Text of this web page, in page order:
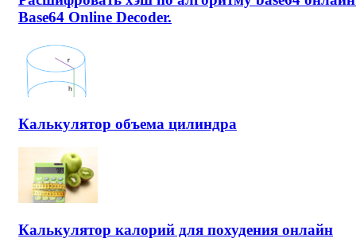
Base64 Online Decoder.
Калькулятор объема цилиндра
Калькулятор калорий для похудения онлайн